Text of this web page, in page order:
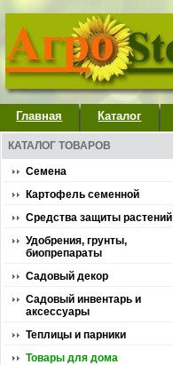
Главная Каталог
КАТАЛОГ ТОВАРОВ
Семена
Картофель семенной
Средства защиты растений
Удобрения, грунты,
биопрепараты
Садовый декор
Садовый инвентарь и
аксессуары
Теплицы и парники
Товары для дома